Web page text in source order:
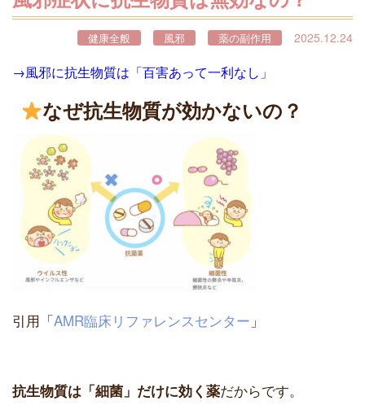
健康全般 風邪 薬の副作用 2025.12.24
→風邪に抗生物質は「百害あって一利なし」
なぜ抗生物質が効かないの？
引用「AMR臨床リファレンスセンター 」
抗生物質は「細菌」だけに効く薬だからです。